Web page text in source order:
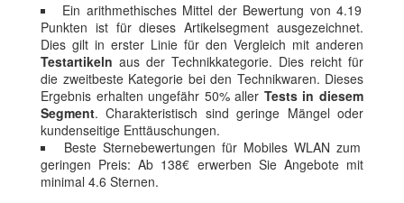
Ein arithmethisches Mittel der Bewertung von 4.19
Punkten ist für dieses Artikelsegment ausgezeichnet.
Dies gilt in erster Linie für den Vergleich mit anderen
Testartikeln aus der Technikkategorie. Dies reicht für
die zweitbeste Kategorie bei den Technikwaren. Dieses
Ergebnis erhalten ungefähr 50% aller Tests in diesem
Segment. Charakteristisch sind geringe Mängel oder
kundenseitige Enttäuschungen.
Beste Sternebewertungen für Mobiles WLAN zum
geringen Preis: Ab 138€ erwerben Sie Angebote mit
minimal 4.6 Sternen.